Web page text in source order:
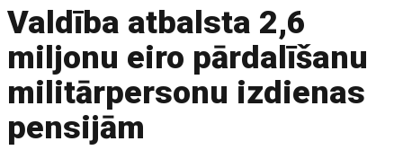
Valdība atbalsta 2,6
miljonu eiro pārdalīšanu
militārpersonu izdienas
pensijām